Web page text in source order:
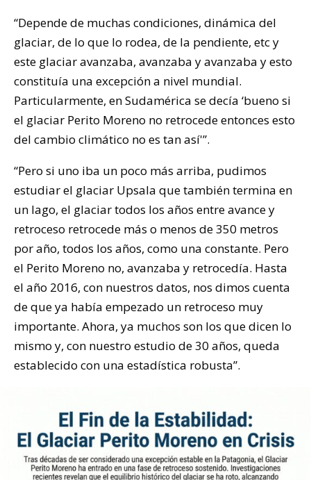
“Depende de muchas condiciones, dinámica del
glaciar, de lo que lo rodea, de la pendiente, etc y
este glaciar avanzaba, avanzaba y avanzaba y esto
constituía una excepción a nivel mundial.
Particularmente, en Sudamérica se decía ‘bueno si
el glaciar Perito Moreno no retrocede entonces esto
del cambio climático no es tan así'”.
“Pero si uno iba un poco más arriba, pudimos
estudiar el glaciar Upsala que también termina en
un lago, el glaciar todos los años entre avance y
retroceso retrocede más o menos de 350 metros
por año, todos los años, como una constante. Pero
el Perito Moreno no, avanzaba y retrocedía. Hasta
el año 2016, con nuestros datos, nos dimos cuenta
de que ya había empezado un retroceso muy
importante. Ahora, ya muchos son los que dicen lo
mismo y, con nuestro estudio de 30 años, queda
establecido con una estadística robusta”.